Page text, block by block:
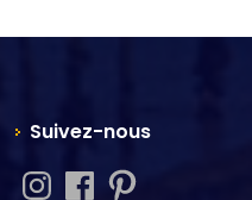
Suivez-nous